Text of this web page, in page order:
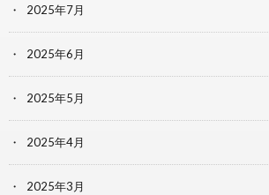
2025年7月
2025年6月
2025年5月
2025年4月
2025年3月